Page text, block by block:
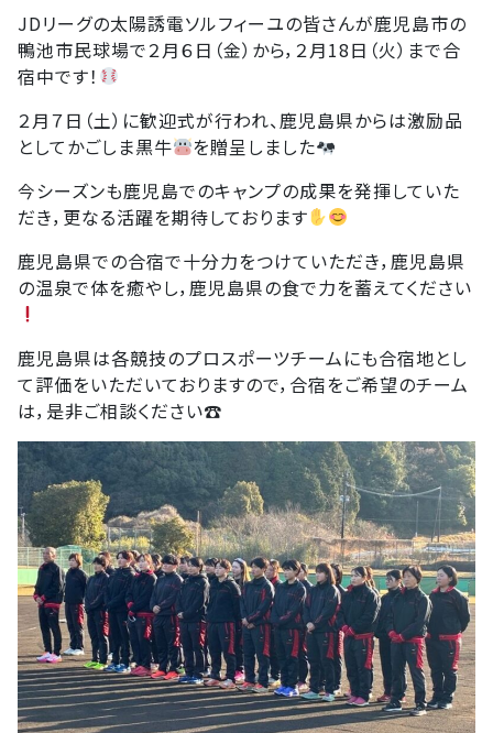
JDリーグの太陽誘電ソルフィーユの皆さんが鹿児島市の
鴨池市民球場で２月６日（金）から，２月18日（火）まで合
宿中です！
２月７日（土）に歓迎式が行われ、鹿児島県からは激励品
としてかごしま黒牛
を贈呈しました
今シーズンも鹿児島でのキャンプの成果を発揮していた
だき，更なる活躍を期待しております
鹿児島県での合宿で十分力をつけていただき，鹿児島県
の温泉で体を癒やし，鹿児島県の食で力を蓄えてください
鹿児島県は各競技のプロスポーツチームにも合宿地とし
て評価をいただいておりますので，合宿をご希望のチーム
は，是非ご相談ください☎